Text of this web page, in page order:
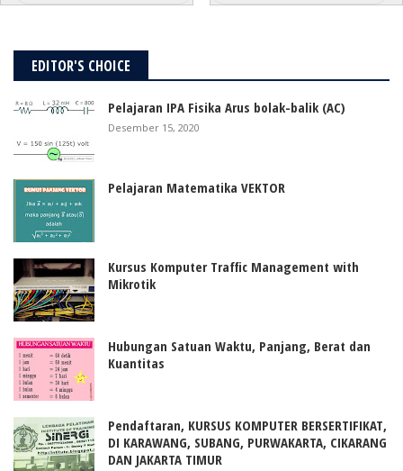
EDITOR'S CHOICE
Pelajaran IPA Fisika Arus bolak-balik (AC)
Desember 15, 2020
Pelajaran Matematika VEKTOR
Kursus Komputer Traffic Management with
Mikrotik
Hubungan Satuan Waktu, Panjang, Berat dan
Kuantitas
Pendaftaran, KURSUS KOMPUTER BERSERTIFIKAT,
DI KARAWANG, SUBANG, PURWAKARTA, CIKARANG
DAN JAKARTA TIMUR